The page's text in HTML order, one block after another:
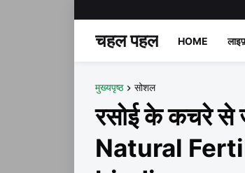
चहल पहल HOME
मुख्यपृष्ठ सोशल
रसोई के कचरे से
Natural